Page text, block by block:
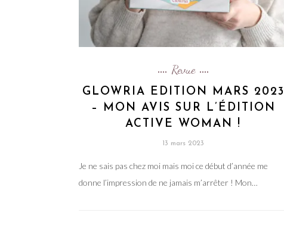
Revue
GLOWRIA EDITION MARS 2023
– MON AVIS SUR L’ÉDITION
ACTIVE WOMAN !
13 mars 2023
Je ne sais pas chez moi mais moi ce début d’année me
donne l’impression de ne jamais m’arrêter ! Mon…